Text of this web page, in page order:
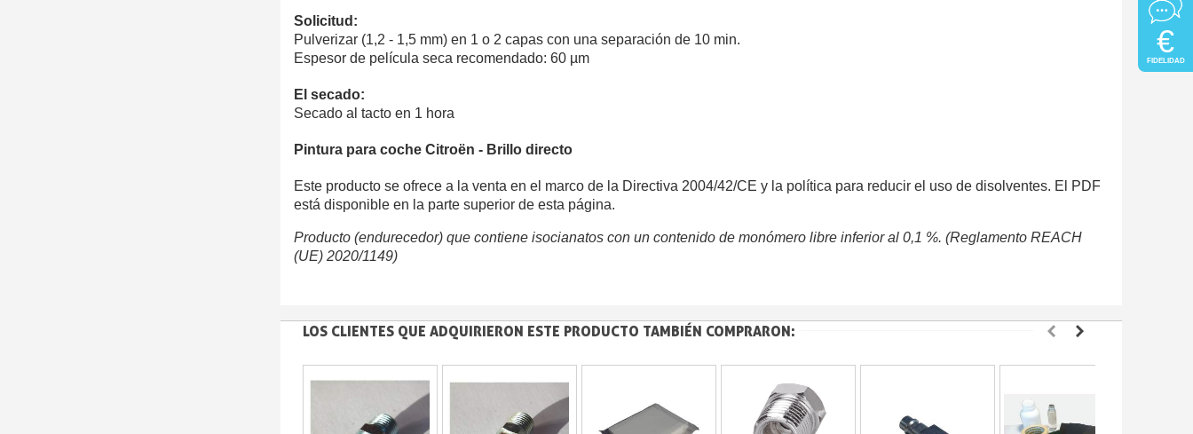
Solicitud:
Pulverizar (1,2 - 1,5 mm) en 1 o 2 capas con una separación de 10 min.
Espesor de película seca recomendado: 60 µm
El secado:
Secado al tacto en 1 hora
Pintura para coche Citroën - Brillo directo
Este producto se ofrece a la venta en el marco de la Directiva 2004/42/CE y la política para reducir el uso de disolventes. El PDF
está disponible en la parte superior de esta página.
Producto (endurecedor) que contiene isocianatos con un contenido de monómero libre inferior al 0,1 %. (Reglamento REACH
(UE) 2020/1149)
LOS CLIENTES QUE ADQUIRIERON ESTE PRODUCTO TAMBIÉN COMPRARON:
€
FIDELIDAD